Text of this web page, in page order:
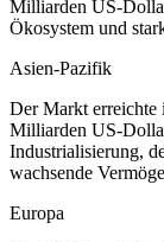
Milliarden US-
Ökosystem und
Asien-Pazifik
Der Markt erreichte
Milliarden US-
Industrialisierung,
wachsende
Europa